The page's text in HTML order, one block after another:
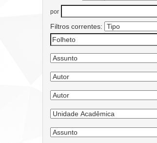
por
Filtros correntes: